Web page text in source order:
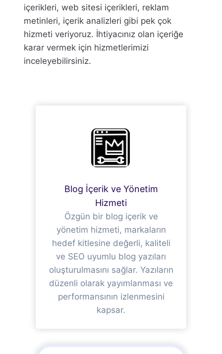
içerikleri, web sitesi içerikleri, reklam
metinleri, içerik analizleri gibi pek çok
hizmeti veriyoruz. İhtiyacınız olan içeriğe
karar vermek için hizmetlerimizi
inceleyebilirsiniz.
Blog İçerik ve Yönetim
Hizmeti
Özgün bir blog içerik ve
yönetim hizmeti, markaların
hedef kitlesine değerli, kaliteli
ve SEO uyumlu blog yazıları
oluşturulmasını sağlar. Yazıların
düzenli olarak yayımlanması ve
performansının izlenmesini
kapsar.